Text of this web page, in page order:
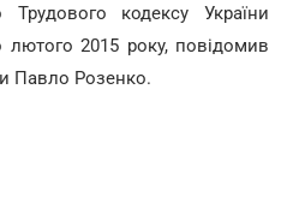
Трудового кодексу України
лютого 2015 року, повідомив
Павло Розенко.